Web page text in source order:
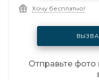
Хочу бесплатно!
Отправьте